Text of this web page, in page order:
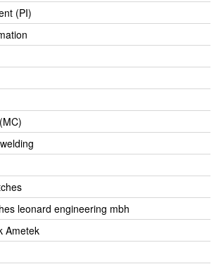
(PI)
leonard engineering mbh
Ametek